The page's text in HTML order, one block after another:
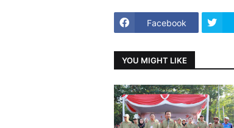
Facebook
YOU MIGHT LIKE